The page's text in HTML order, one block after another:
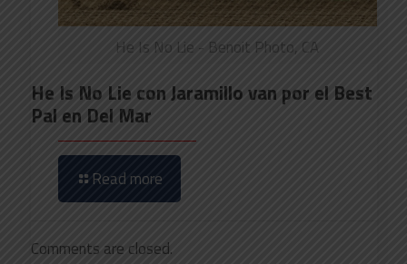
He Is No Lie - Benoit Photo, CA
He Is No Lie con Jaramillo van por el Best
Pal en Del Mar
Read more
Comments are closed.